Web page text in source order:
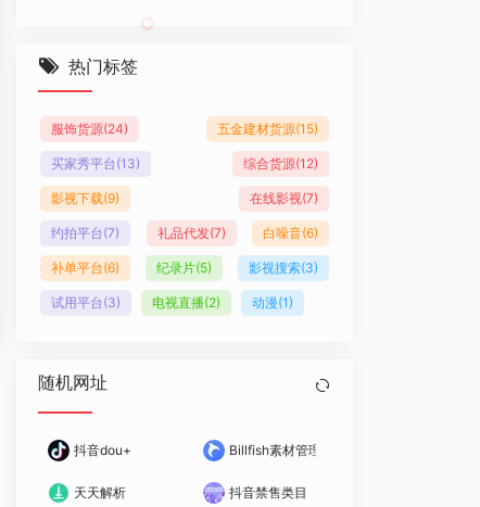
热门标签
服饰货源(24) 五金建材货源(15)
买家秀平台(13) 综合货源(12)
影视下载(9) 在线影视(7)
约拍平台(7) 礼品代发(7) 白噪音(6)
补单平台(6) 纪录片(5) 影视搜索(3)
试用平台(3) 电视直播(2) 动漫(1)
随机网址
抖音dou+ Billfish素材管理工具
天天解析 抖音禁售类目